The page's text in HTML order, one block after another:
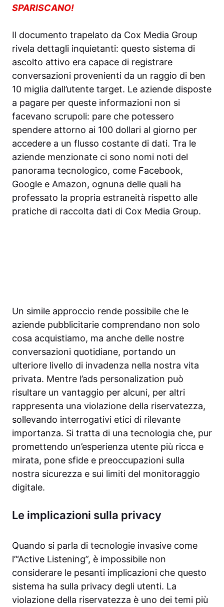
SPARISCANO!
Il documento trapelato da Cox Media Group
rivela dettagli inquietanti: questo sistema di
ascolto attivo era capace di registrare
conversazioni provenienti da un raggio di ben
10 miglia dall’utente target. Le aziende disposte
a pagare per queste informazioni non si
facevano scrupoli: pare che potessero
spendere attorno ai 100 dollari al giorno per
accedere a un flusso costante di dati. Tra le
aziende menzionate ci sono nomi noti del
panorama tecnologico, come Facebook,
Google e Amazon, ognuna delle quali ha
professato la propria estraneità rispetto alle
pratiche di raccolta dati di Cox Media Group.
Un simile approccio rende possibile che le
aziende pubblicitarie comprendano non solo
cosa acquistiamo, ma anche delle nostre
conversazioni quotidiane, portando un
ulteriore livello di invadenza nella nostra vita
privata. Mentre l’ads personalization può
risultare un vantaggio per alcuni, per altri
rappresenta una violazione della riservatezza,
sollevando interrogativi etici di rilevante
importanza. Si tratta di una tecnologia che, pur
promettendo un’esperienza utente più ricca e
mirata, pone sfide e preoccupazioni sulla
nostra sicurezza e sui limiti del monitoraggio
digitale.
Le implicazioni sulla privacy
Quando si parla di tecnologie invasive come
l’“Active Listening”, è impossibile non
considerare le pesanti implicazioni che questo
sistema ha sulla privacy degli utenti. La
violazione della riservatezza è uno dei temi più